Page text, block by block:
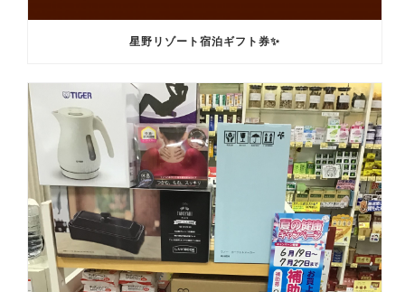
星野リゾート宿泊ギフト券✨